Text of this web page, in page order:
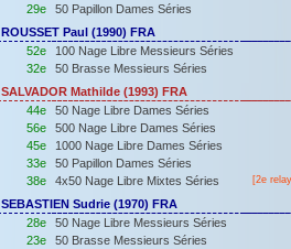
29e
50 Papillon Dames Séries
ROUSSET Paul (1990) FRA
52e
100 Nage Libre Messieurs Séries
32e
50 Brasse Messieurs Séries
SALVADOR Mathilde (1993) FRA
44e
50 Nage Libre Dames Séries
56e
500 Nage Libre Dames Séries
45e
1000 Nage Libre Dames Séries
33e
50 Papillon Dames Séries
38e
4x50 Nage Libre Mixtes Séries [2e
SEBASTIEN Sudrie (1970) FRA
28e
50 Nage Libre Messieurs Séries
23e
50 Brasse Messieurs Séries